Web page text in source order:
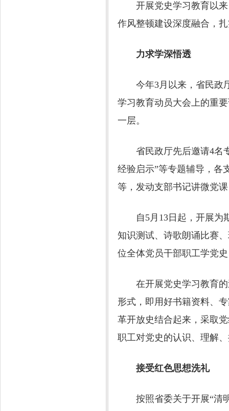
开展党史学习教育以来
作风整顿建设深度融合，
力求学深悟透
今年3月以来，省民政厅
学习教育动员大会上的重
一层。
省民政厅先后邀请4名专
经验启示”等专题辅导，各
等，发动支部书记讲微党
自5月13日起，开展为期
知识测试、诗歌朗诵比赛
位全体党员干部职工学党
在开展党史学习教育的
形式，即用好书籍资料、
革开放史结合起来，采取
职工对党史的认识、理解
接受红色思想洗礼
按照省委关于开展“清明